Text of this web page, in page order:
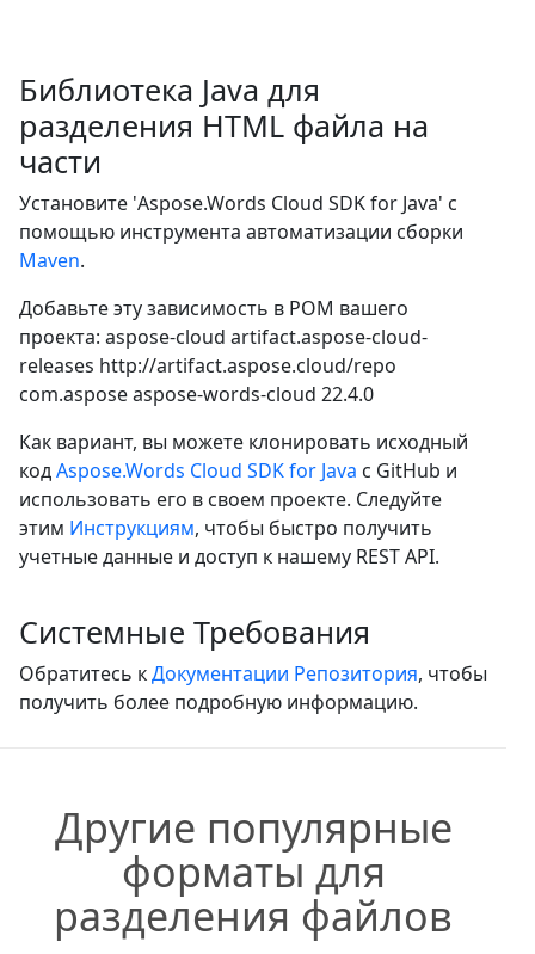
Библиотека Java для
разделения HTML файла на
части
Установите 'Aspose.Words Cloud SDK for Java' с
помощью инструмента автоматизации сборки
Maven.
Добавьте эту зависимость в POM вашего
проекта: aspose-cloud artifact.aspose-cloud-
releases http://artifact.aspose.cloud/repo
com.asposeaspose-words-cloud 22.4.0
Как вариант, вы можете клонировать исходный
кодAspose.Words Cloud SDK for Java с GitHub и
использовать его в своем проекте. Следуйте
этим Инструкциям, чтобы быстро получить
учетные данные и доступ к нашему REST API.
Системные Требования
Обратитесь кДокументации Репозитория, чтобы
получить более подробную информацию.
Другие популярные
форматы для
разделения файлов